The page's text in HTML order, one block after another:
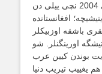
بولگن.دوران بیک مذکور سایتنی میلادی 2004 نچی ییلی دن
افغانستانده
باشقه اوزبیکلر
اورینگنلر. شو
بوندن کیین عرب
هم یغییب تیریب دنیا